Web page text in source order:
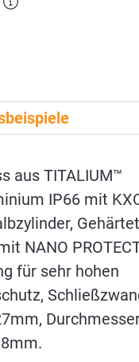
aus TITALIUM™
IP66 mit
NANO
für sehr hohen